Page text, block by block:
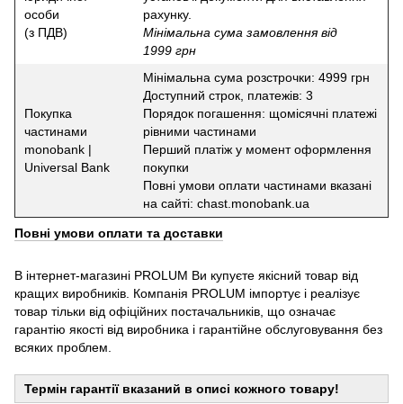
особи
(з ПДВ)
рахунку.
Мінімальна сума замовлення від
1999 грн
Покупка
частинами
monobank |
Universal Bank
Мінімальна сума розстрочки: 4999 грн
Доступний строк, платежів: 3
Порядок погашення: щомісячні платежі
рівними частинами
Перший платіж у момент оформлення
покупки
Повні умови оплати частинами вказані
на сайті: chast.monobank.ua
Повні умови оплати та доставки
В інтернет-магазині PROLUM Ви купуєте якісний товар від
кращих виробників. Компанія PROLUM імпортує і реалізує
товар тільки від офіційних постачальників, що означає
гарантію якості від виробника і гарантійне обслуговування без
всяких проблем.
Термін гарантії вказаний в описі кожного товару!